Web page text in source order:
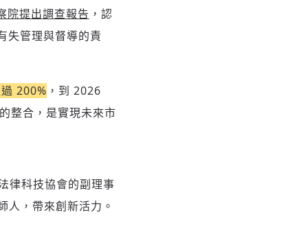
院提出調查報告 ，認
失管理與督導的責
200% ，到 2026
整合，是實現未來市
律科技協會的副理事
人，帶來創新活力。